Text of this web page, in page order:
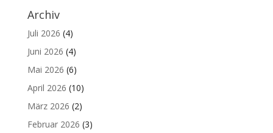
Archiv
Juli 2026 (4)
Juni 2026 (4)
Mai 2026 (6)
April 2026 (10)
März 2026 (2)
Februar 2026 (3)